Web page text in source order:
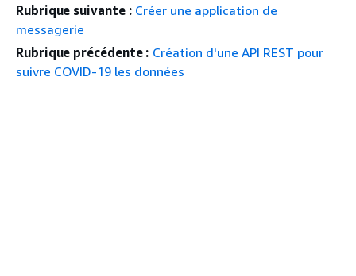
Rubrique suivante : Créer une application de
messagerie
Rubrique précédente : Création d'une API REST pour
suivre COVID-19 les données